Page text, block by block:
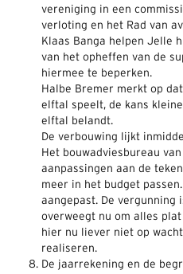
vereniging in een
verloting en het Rad van
Klaas Banga helpen Jelle
van het opheffen van de
hiermee te beperken.
Halbe Bremer merkt op
elftal speelt, de kans
elftal belandt.
De verbouwing lijkt
Het bouwadviesbureau
aanpassingen aan de
meer in het budget
aangepast. De vergunning
overweegt nu om alles
hier nu liever niet op
realiseren.
De jaarrekening en de